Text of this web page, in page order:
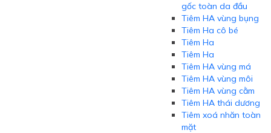
gốc toàn da đầu
Tiêm HA vùng bụng
Tiêm Ha cô bé
Tiêm Ha
Tiêm Ha
Tiêm HA vùng má
Tiêm HA vùng môi
Tiêm HA vùng cằm
Tiêm HA thái dương
Tiêm xoá nhăn toàn
mặt